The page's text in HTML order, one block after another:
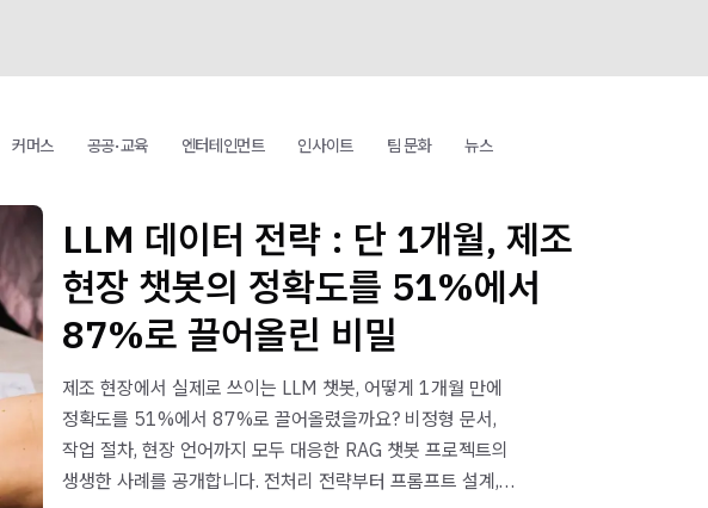
커머스 공공·교육 엔터테인먼트 인사이트 팀 문화 뉴스
LLM 데이터 전략 : 단 1개월, 제조
현장 챗봇의 정확도를 51%에서
87%로 끌어올린 비밀
제조 현장에서 실제로 쓰이는 LLM 챗봇, 어떻게 1개월 만에
정확도를 51%에서 87%로 끌어올렸을까요? 비정형 문서,
작업 절차, 현장 언어까지 모두 대응한 RAG 챗봇 프로젝트의
생생한 사례를 공개합니다. 전처리 전략부터 프롬프트 설계,